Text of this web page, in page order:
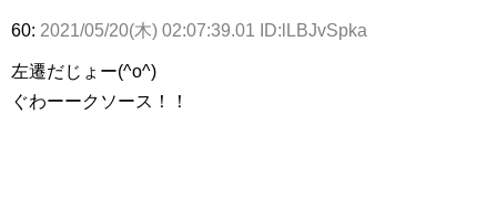
60: 2021/05/20(木) 02:07:39.01 ID:lLBJvSpka
左遷だじょー(^o^)
ぐわーークソース！！